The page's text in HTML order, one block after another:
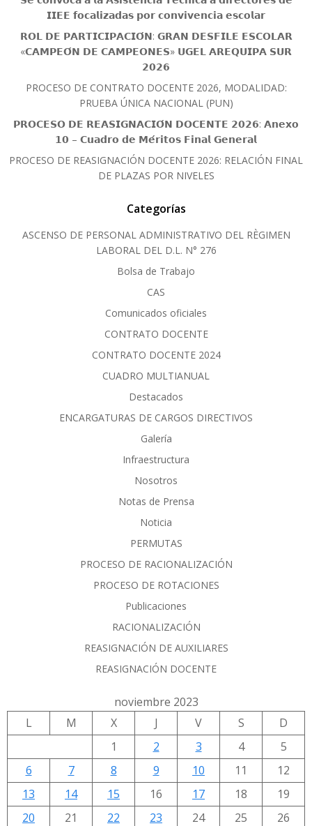
𝗜𝗜𝗘𝗘 𝗳𝗼𝗰𝗮𝗹𝗶𝘇𝗮𝗱𝗮𝘀 𝗽𝗼𝗿 𝗰𝗼𝗻𝘃𝗶𝘃𝗲𝗻𝗰𝗶𝗮 𝗲𝘀𝗰𝗼𝗹𝗮𝗿
𝗥𝗢𝗟 𝗗𝗘 𝗣𝗔𝗥𝗧𝗜𝗖𝗜𝗣𝗔𝗖𝗜𝗢́𝗡: 𝗚𝗥𝗔𝗡 𝗗𝗘𝗦𝗙𝗜𝗟𝗘 𝗘𝗦𝗖𝗢𝗟𝗔𝗥
«𝗖𝗔𝗠𝗣𝗘𝗢́𝗡 𝗗𝗘 𝗖𝗔𝗠𝗣𝗘𝗢𝗡𝗘𝗦» 𝗨𝗚𝗘𝗟 𝗔𝗥𝗘𝗤𝗨𝗜𝗣𝗔 𝗦𝗨𝗥
𝟮𝟬𝟮𝟲
PROCESO DE CONTRATO DOCENTE 2026, MODALIDAD:
PRUEBA ÚNICA NACIONAL (PUN)
𝗣𝗥𝗢𝗖𝗘𝗦𝗢 𝗗𝗘 𝗥𝗘𝗔𝗦𝗜𝗚𝗡𝗔𝗖𝗜𝗢́𝗡 𝗗𝗢𝗖𝗘𝗡𝗧𝗘 𝟮𝟬𝟮𝟲: 𝗔𝗻𝗲𝘅𝗼
𝟭𝟬 – 𝗖𝘂𝗮𝗱𝗿𝗼 𝗱𝗲 𝗠𝗲́𝗿𝗶𝘁𝗼𝘀 𝗙𝗶𝗻𝗮𝗹 𝗚𝗲𝗻𝗲𝗿𝗮𝗹
PROCESO DE REASIGNACIÓN DOCENTE 2026: RELACIÓN FINAL
DE PLAZAS POR NIVELES
Categorías
ASCENSO DE PERSONAL ADMINISTRATIVO DEL RÈGIMEN
LABORAL DEL D.L. N° 276
Bolsa de Trabajo
CAS
Comunicados oficiales
CONTRATO DOCENTE
CONTRATO DOCENTE 2024
CUADRO MULTIANUAL
Destacados
ENCARGATURAS DE CARGOS DIRECTIVOS
Galería
Infraestructura
Nosotros
Notas de Prensa
Noticia
PERMUTAS
PROCESO DE RACIONALIZACIÓN
PROCESO DE ROTACIONES
Publicaciones
RACIONALIZACIÓN
REASIGNACIÓN DE AUXILIARES
REASIGNACIÓN DOCENTE
noviembre 2023
L
M X J V S
D
1
2 3 4
5
6
7 8 9 10 11
12
13
14 15 16 17 18
19
20
21 22 23 24 25 26